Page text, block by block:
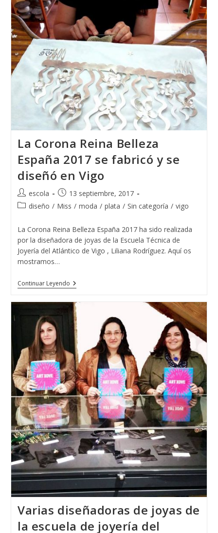
La Corona Reina Belleza
España 2017 se fabricó y se
diseñó en Vigo
Autor
de
escola
Publicación
de
13 septiembre, 2017
Categoría
la
entrada:
diseño / Miss / moda / plata / Sin categoría / vigo
La Corona Reina Belleza España 2017 ha sido realizada
por la diseñadora de joyas de la Escuela Técnica de
Joyería del Atlántico de Vigo , Liliana Rodríguez. Aquí os
mostramos…
Continuar LeyendoLa
Corona
Belleza
España
2017
Se
Fabricó
Se
Diseñó
En
Vigo
Varias diseñadoras de joyas de
la escuela de joyería del